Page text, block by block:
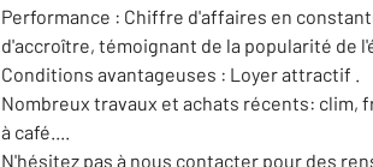
Performance : Chiffre d'affaires en
d'accroître, témoignant de la popularité de
Conditions avantageuses : Loyer attractif .
Nombreux travaux et achats récents: clim,
à café....
N'hésitez pas à nous contacter pour des